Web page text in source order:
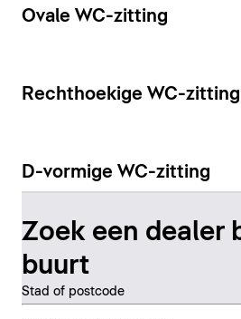
Ovale WC-zitting
Rechthoekige WC-zitting
D-vormige WC-zitting
Zoek een dealer
buurt
Stad of postcode